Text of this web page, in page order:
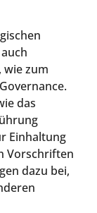
zum
das
Einhaltung
Vorschriften
dazu bei,